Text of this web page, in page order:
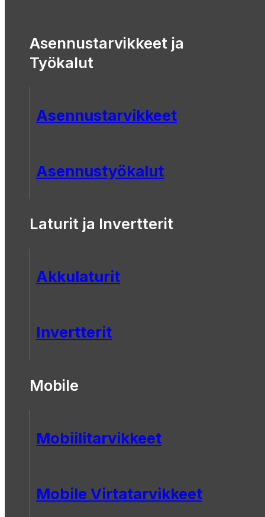
Asennustarvikkeet ja
Työkalut
Asennustarvikkeet
Asennustyökalut
Laturit ja Invertterit
Akkulaturit
Invertterit
Mobile
Mobiilitarvikkeet
Mobile Virtatarvikkeet